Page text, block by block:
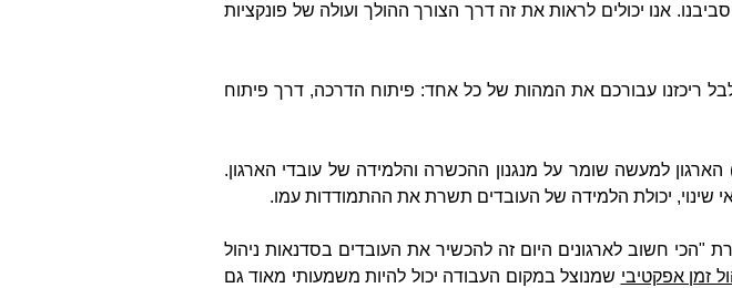
אנו יכולים לראות את זה דרך הצורך ההולך ועולה של פונקציות
עיקריים וכדי לא להתבלבל ריכזנו עבורכם את המהות של כל אחד: פיתוח הדרכה, דרך פיתוח
הארגון למעשה שומר על מנגנון ההכשרה והלמידה של עובדי הארגון.
שינוי, יכולת הלמידה של העובדים תשרת את ההתמודדות עמו.
"הכי חשוב לארגונים היום זה להכשיר את העובדים בסדנאות ניהול
זמן אפקטיבי שמנוצל במקום העבודה יכול להיות משמעותי מאוד גם